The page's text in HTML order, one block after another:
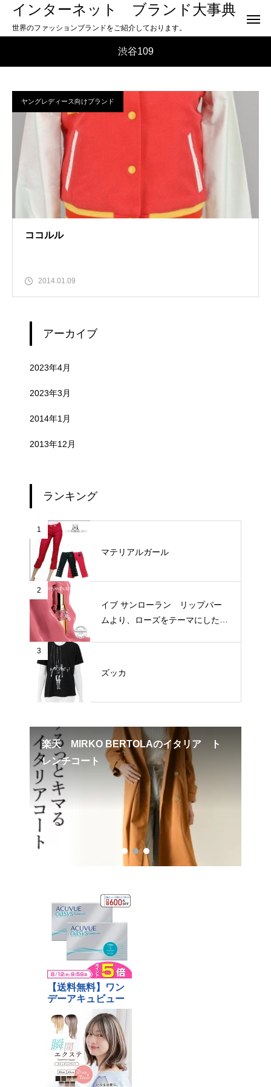
インターネット ブランド大事典
世界のファッションブランドをご紹介しております。
渋谷109
ヤングレディース向けブランド
ココルル
2014.01.09
アーカイブ
2023年4月
2023年3月
2014年1月
2013年12月
ランキング
1
マテリアルガール
2
イブ サンローラン リップバー
ムより、ローズをテーマにした新
3
ズッカ
楽天 MIRKO BERTOLAのイタリア ト
レンチコート